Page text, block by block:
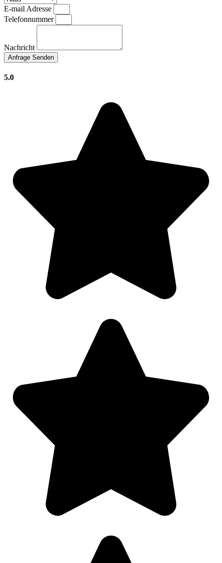
E-mail Adresse
Telefonnummer
Nachricht
Anfrage Senden
5.0